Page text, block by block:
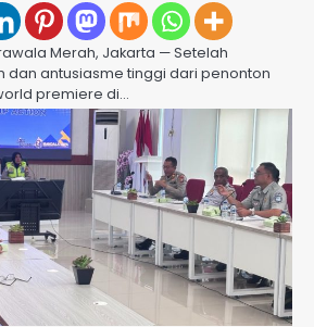
Merah, Jakarta — Setelah
antusiasme tinggi dari penonton
premiere di…